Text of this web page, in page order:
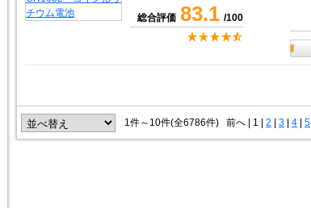
総合評価 83.1 /100
1件～10件(全6786件) 前へ 1 | 2 3 4 5